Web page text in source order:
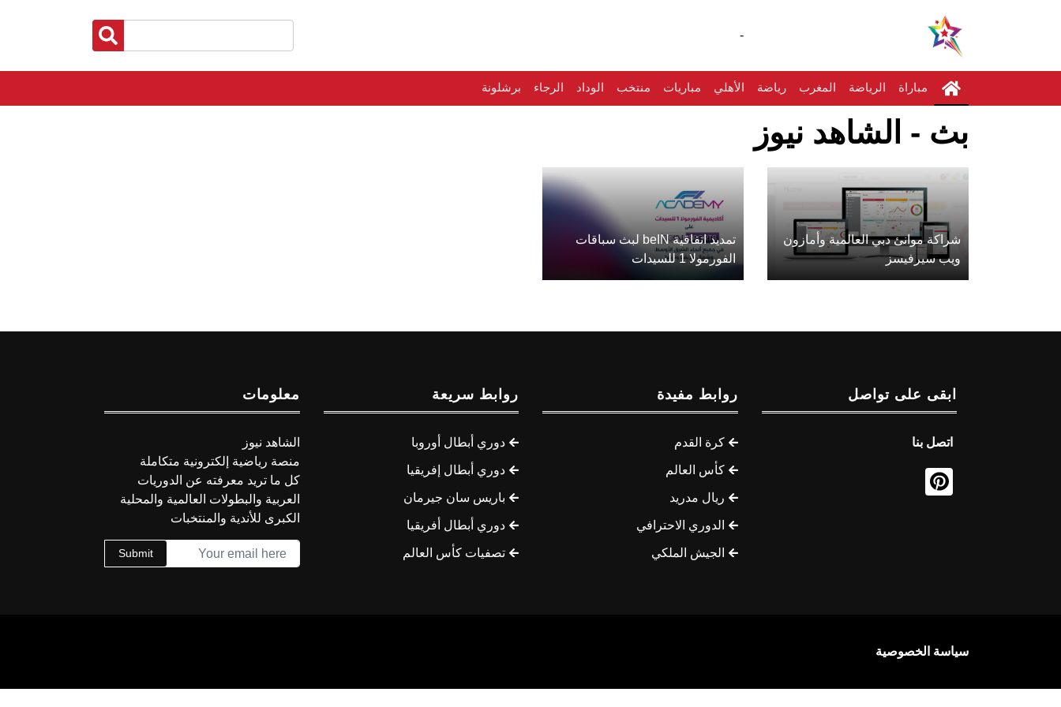
-
مباراة الرياضة المغرب رياضة الأهلي مباريات منتخب الوداد الرجاء برشلونة
بث - الشاهد نيوز
شراكة موانئ دبي العالمية وأمازون
ويب سيرفيسز
تمديد اتفاقية beIN لبث سباقات
الفورمولا 1 للسيدات
ابقى على تواصل
اتصل بنا
روابط مفيدة
كرة القدم
كأس العالم
ريال مدريد
الدوري الاحترافي
الجيش الملكي
روابط سريعة
دوري أبطال أوروبا
دوري أبطال إفريقيا
باريس سان جيرمان
دوري أبطال أفريقيا
تصفيات كأس العالم
معلومات
الشاهد نيوز
منصة رياضية إلكترونية متكاملة
كل ما تريد معرفته عن الدوريات
العربية والبطولات العالمية والمحلية
الكبرى للأندية والمنتخبات
Submit
سياسة الخصوصية